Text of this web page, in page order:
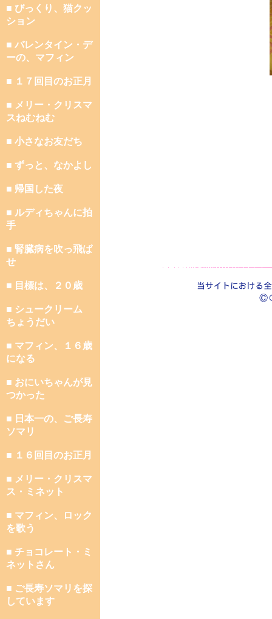
■ びっくり、猫クッ
ション
■ バレンタイン・デ
ーの、マフィン
■ １７回目のお正月
■ メリー・クリスマ
スねむねむ
■ 小さなお友だち
■ ずっと、なかよし
■ 帰国した夜
■ ルディちゃんに拍
手
■ 腎臓病を吹っ飛ば
せ
■ 目標は、２０歳
■ シュークリーム
ちょうだい
■ マフィン、１６歳
になる
■ おにいちゃんが見
つかった
■ 日本一の、ご長寿
ソマリ
■ １６回目のお正月
■ メリー・クリスマ
ス・ミネット
■ マフィン、ロック
を歌う
■ チョコレート・ミ
ネットさん
■ ご長寿ソマリを探
しています